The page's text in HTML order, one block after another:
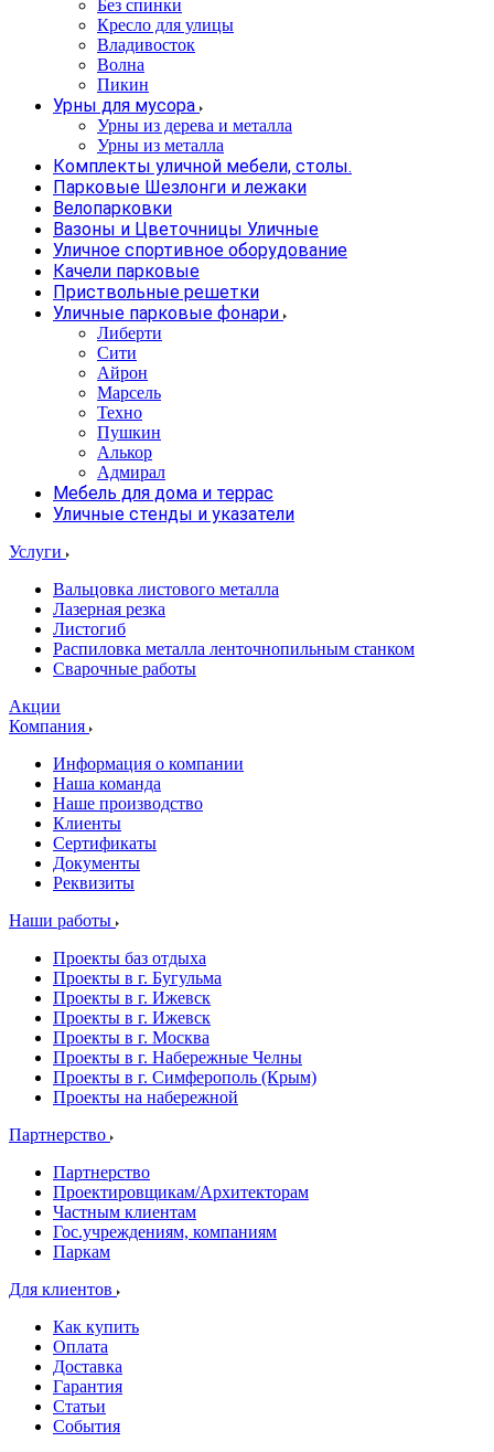
Без спинки
Кресло для улицы
Владивосток
Волна
Пикин
Урны для мусора
Урны из дерева и металла
Урны из металла
Комплекты уличной мебели, столы.
Парковые Шезлонги и лежаки
Велопарковки
Вазоны и Цветочницы Уличные
Уличное спортивное оборудование
Качели парковые
Приствольные решетки
Уличные парковые фонари
Либерти
Сити
Айрон
Марсель
Техно
Пушкин
Алькор
Адмирал
Мебель для дома и террас
Уличные стенды и указатели
Услуги
Вальцовка листового металла
Лазерная резка
Листогиб
Распиловка металла ленточнопильным станком
Сварочные работы
Акции
Компания
Информация о компании
Наша команда
Наше производство
Клиенты
Сертификаты
Документы
Реквизиты
Наши работы
Проекты баз отдыха
Проекты в г. Бугульма
Проекты в г. Ижевск
Проекты в г. Ижевск
Проекты в г. Москва
Проекты в г. Набережные Челны
Проекты в г. Симферополь (Крым)
Проекты на набережной
Партнерство
Партнерство
Проектировщикам/Архитекторам
Частным клиентам
Гос.учреждениям, компаниям
Паркам
Для клиентов
Как купить
Оплата
Доставка
Гарантия
Статьи
События